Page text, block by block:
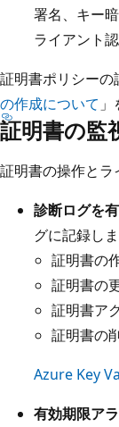
署名、キー
ライアント
証明書ポリシー
の作成について
証明書の監
証明書の操作とラ
診断ログを
グに記録しま
証明書の
証明書の
証明書ア
証明書の
Azure Key
有効期限ア